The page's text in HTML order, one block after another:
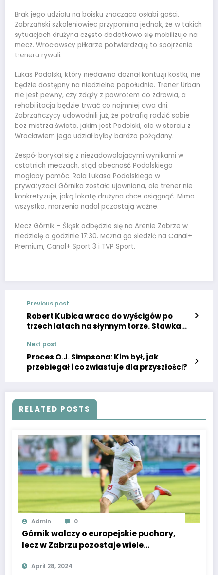
Brak jego udziału na boisku znacząco osłabi gości.
Zabrzański szkoleniowiec przypomina jednak, że w takich
sytuacjach drużyna często dodatkowo się mobilizuje na
mecz. Wrocławscy piłkarze potwierdzają to spojrzenie
trenera rywali.
Lukas Podolski, który niedawno doznał kontuzji kostki, nie
będzie dostępny na niedzielne popołudnie. Trener Urban
nie jest pewny, czy zdąży z powrotem do zdrowia, a
rehabilitacja będzie trwać co najmniej dwa dni.
Zabrzańczycy udowodnili już, że potrafią radzić sobie
bez mistrza świata, jakim jest Podolski, ale w starciu z
Wrocławiem jego udział byłby bardzo pożądany.
Zespół borykał się z niezadowalającymi wynikami w
ostatnich meczach, stąd obecność Podolskiego
mogłaby pomóc. Rola Lukasa Podolskiego w
prywatyzacji Górnika została ujawniona, ale trener nie
konkretyzuje, jaką lokatę drużyna chce osiągnąć. Mimo
wszystko, marzenia nadal pozostają ważne.
Mecz Górnik – Śląsk odbędzie się na Arenie Zabrze w
niedzielę o godzinie 17:30. Można go śledzić na Canal+
Premium, Canal+ Sport 3 i TVP Sport.
Previous post
Robert Kubica wraca do wyścigów po
trzech latach na słynnym torze. Stawka
Next post
Proces O.J. Simpsona: Kim był, jak
przebiegał i co zwiastuje dla przyszłości?
RELATED POSTS
Admin 0
Górnik walczy o europejskie puchary,
lecz w Zabrzu pozostaje wiele
tajemnic. Rzadka przyszłość
pomocnika.
April 28, 2024